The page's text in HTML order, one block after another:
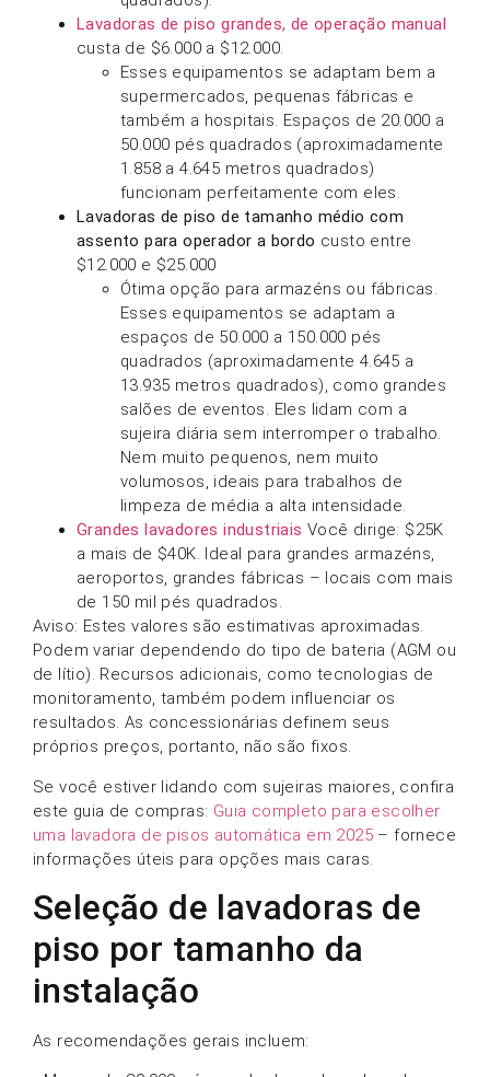
Lavadoras de piso grandes, de operação manual
custa de $6.000 a $12.000.
Esses equipamentos se adaptam bem a
supermercados, pequenas fábricas e
também a hospitais. Espaços de 20.000 a
50.000 pés quadrados (aproximadamente
1.858 a 4.645 metros quadrados)
funcionam perfeitamente com eles.
Lavadoras de piso de tamanho médio com
assento para operador a bordo custo entre
$12.000 e $25.000
Ótima opção para armazéns ou fábricas.
Esses equipamentos se adaptam a
espaços de 50.000 a 150.000 pés
quadrados (aproximadamente 4.645 a
13.935 metros quadrados), como grandes
salões de eventos. Eles lidam com a
sujeira diária sem interromper o trabalho.
Nem muito pequenos, nem muito
volumosos, ideais para trabalhos de
limpeza de média a alta intensidade.
Grandes lavadores industriais Você dirige: $25K
a mais de $40K. Ideal para grandes armazéns,
aeroportos, grandes fábricas – locais com mais
de 150 mil pés quadrados.
Aviso: Estes valores são estimativas aproximadas.
Podem variar dependendo do tipo de bateria (AGM ou
de lítio). Recursos adicionais, como tecnologias de
monitoramento, também podem influenciar os
resultados. As concessionárias definem seus
próprios preços, portanto, não são fixos.
Se você estiver lidando com sujeiras maiores, confira
este guia de compras: Guia completo para escolher
uma lavadora de pisos automática em 2025 – fornece
informações úteis para opções mais caras.
Seleção de lavadoras de
piso por tamanho da
instalação
As recomendações gerais incluem: